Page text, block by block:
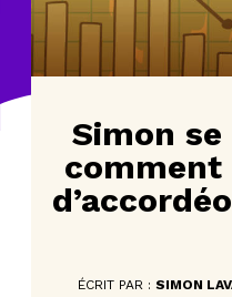
Simon
comment
ÉCRIT PAR : SIMON